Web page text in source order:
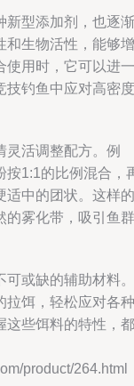
新型添加剂，也逐渐
和生物活性，能够增
使用时，它可以进一
技钓鱼中应对高密度
灵活调整配方。例
按1:1的比例混合，
适中的团状。这样的
的雾化带，吸引鱼群
可或缺的辅助材料。
拉饵，轻松应对各种
这些饵料的特性，都
product/264.html